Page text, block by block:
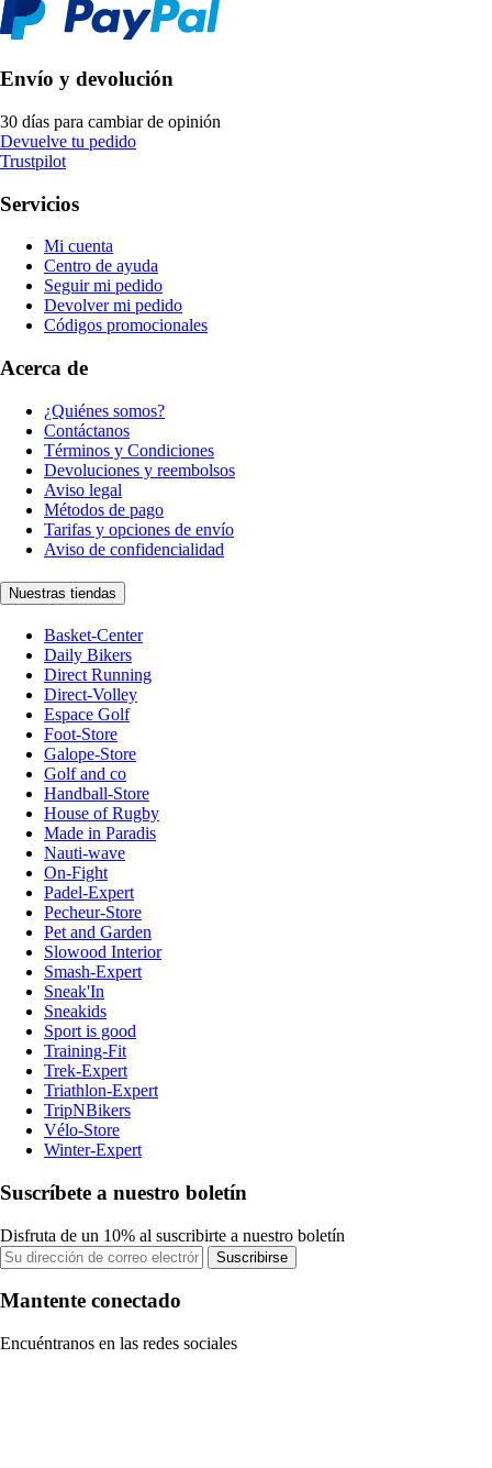
Envío y devolución
30 días para cambiar de opinión
Devuelve tu pedido
Trustpilot
Servicios
Mi cuenta
Centro de ayuda
Seguir mi pedido
Devolver mi pedido
Códigos promocionales
Acerca de
¿Quiénes somos?
Contáctanos
Términos y Condiciones
Devoluciones y reembolsos
Aviso legal
Métodos de pago
Tarifas y opciones de envío
Aviso de confidencialidad
Nuestras tiendas
Basket-Center
Daily Bikers
Direct Running
Direct-Volley
Espace Golf
Foot-Store
Galope-Store
Golf and co
Handball-Store
House of Rugby
Made in Paradis
Nauti-wave
On-Fight
Padel-Expert
Pecheur-Store
Pet and Garden
Slowood Interior
Smash-Expert
Sneak'In
Sneakids
Sport is good
Training-Fit
Trek-Expert
Triathlon-Expert
TripNBikers
Vélo-Store
Winter-Expert
Suscríbete a nuestro boletín
Disfruta de un 10% al suscribirte a nuestro boletín
Suscribirse
Mantente conectado
Encuéntranos en las redes sociales